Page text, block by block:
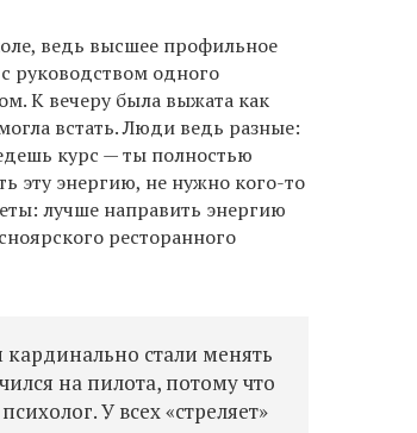
ведь высшее профильное
руководством одного
К вечеру была выжата как
встать. Люди ведь разные:
курс — ты полностью
эту энергию, не нужно кого-то
лучше направить энергию
ресторанного
стали менять
на пилота, потому что
У всех «стреляет»